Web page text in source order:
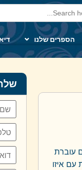
Search
הספרים שלנו
עוברת
איזו